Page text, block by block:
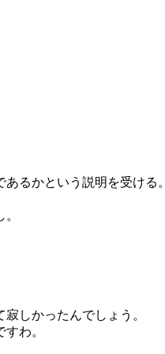
るかという説明を受ける。
しかったんでしょう。
わ。